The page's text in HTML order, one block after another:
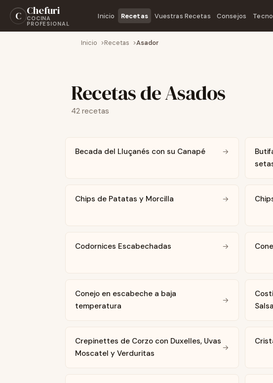
C Chefuri
COCINA
PROFESIONAL
Inicio Recetas Vuestras Recetas Consejos
Inicio Recetas Asador
Recetas de Asados
42 recetas
Becada del Lluçanés con su Canapé →
Chips de Patatas y Morcilla →
Codornices Escabechadas →
Conejo en escabeche a baja
temperatura
→
Crepinettes de Corzo con Duxelles, Uvas
Moscatel y Verduritas
→